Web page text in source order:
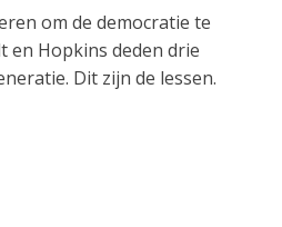
om de democratie te
en Hopkins deden drie
Dit zijn de lessen.